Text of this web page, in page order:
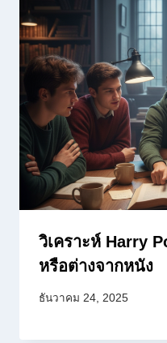
วิเคราะห์ Harry
หรือต่างจากหนัง
ธันวาคม 24, 2025